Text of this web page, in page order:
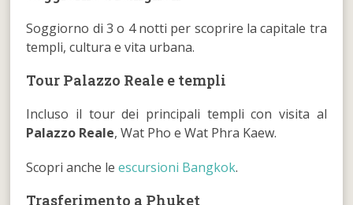
Soggiorno di 3 o 4 notti per scoprire la capitale tra
templi, cultura e vita urbana.
Tour Palazzo Reale e templi
Incluso il tour dei principali templi con visita al
Palazzo Reale, Wat Pho e Wat Phra Kaew.
Scopri anche leescursioni Bangkok.
Trasferimento a Phuket